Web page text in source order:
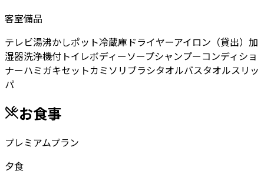
客室備品
テレビ湯沸かしポット冷蔵庫ドライヤーアイロン（貸出） 加
湿器洗浄機付トイレボディーソープシャンプーコンディショ
ナーハミガキセットカミソリ ブラシタオルバスタオルスリッ
パ
お食事
プレミアムプラン
夕食